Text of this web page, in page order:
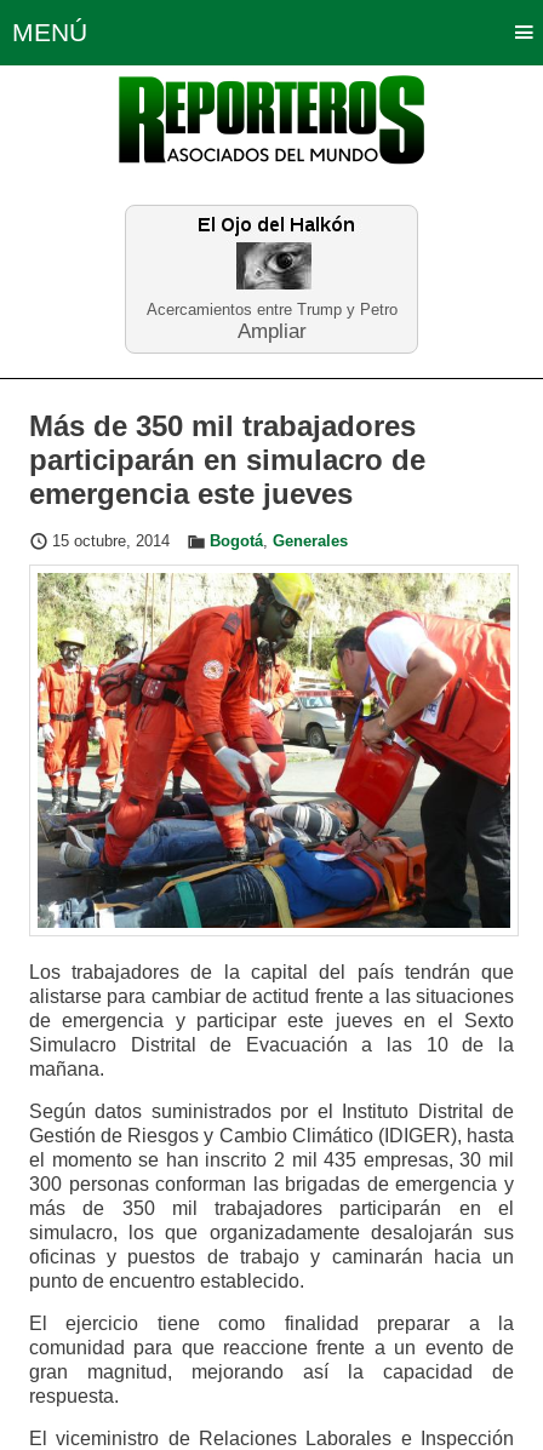
Acercamientos entre Trump y Petro
Ampliar
MENÚ
Política Opinión Bogotá
Planeta Tierra Deportes
Educación Neira
Más de 350 mil trabajadores
participarán en simulacro de
emergencia este jueves
15 octubre, 2014 Bogotá, Generales
Los trabajadores de la capital del país tendrán que
alistarse para cambiar de actitud frente a las situaciones
de emergencia y participar este jueves en el Sexto
Simulacro Distrital de Evacuación a las 10 de la
mañana.
Según datos suministrados por el Instituto Distrital de
Gestión de Riesgos y Cambio Climático (IDIGER), hasta
el momento se han inscrito 2 mil 435 empresas, 30 mil
300 personas conforman las brigadas de emergencia y
más de 350 mil trabajadores participarán en el
simulacro, los que organizadamente desalojarán sus
oficinas y puestos de trabajo y caminarán hacia un
punto de encuentro establecido.
El ejercicio tiene como finalidad preparar a la
comunidad para que reaccione frente a un evento de
gran magnitud, mejorando así la capacidad de
respuesta.
El viceministro de Relaciones Laborales e Inspección